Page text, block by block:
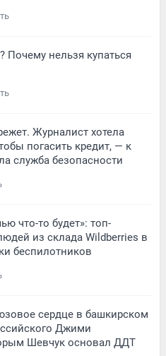
Почему нельзя купаться
Журналист хотела
погасить кредит, — к
служба безопасности
что-то будет»: топ-
из склада Wildberries в
беспилотников
сердце в башкирском
Джими
Шевчук основал ДДТ